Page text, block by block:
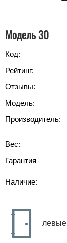
Модель 30
Код:
Рейтинг:
Отзывы:
Модель:
Производитель:
Вес:
Гарантия
Наличие:
левые